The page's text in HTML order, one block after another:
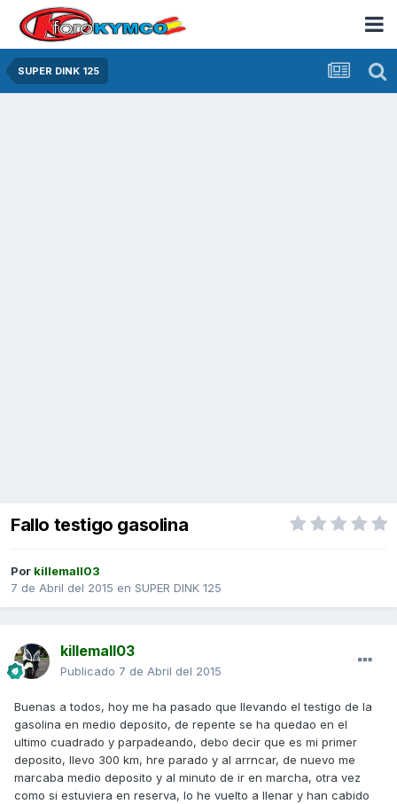
SUPER DINK 125
Fallo testigo gasolina
Por killemall03
7 de Abril del 2015 en SUPER DINK 125
killemall03
Publicado 7 de Abril del 2015
Buenas a todos, hoy me ha pasado que llevando el testigo de la
gasolina en medio deposito, de repente se ha quedao en el
ultimo cuadrado y parpadeando, debo decir que es mi primer
deposito, llevo 300 km, hre parado y al arrncar, de nuevo me
marcaba medio deposito y al minuto de ir en marcha, otra vez
como si estuviera en reserva, lo he vuelto a llenar y han cabido